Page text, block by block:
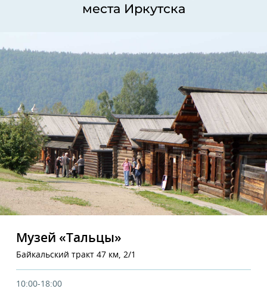
места Иркутска
Музей «Тальцы»
Байкальский тракт 47 км, 2/1
10:00-18:00